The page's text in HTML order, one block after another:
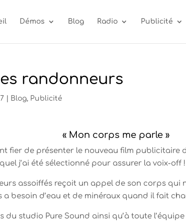
Démos Blog Radio Publicité
randonneurs
Blog, Publicité
« Mon corps me parle »
fier de présenter le nouveau film publicitaire
j’ai été sélectionné pour assurer la voix-off !
assoiffés reçoit un appel de son corps qui
besoin d’eau et de minéraux quand il fait
du studio Pure Sound ainsi qu’à toute